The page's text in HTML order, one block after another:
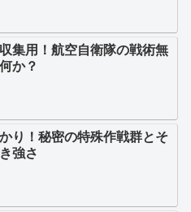
集用！航空自衛隊の戦術無
か？
り！秘密の特殊作戦群とそ
強さ